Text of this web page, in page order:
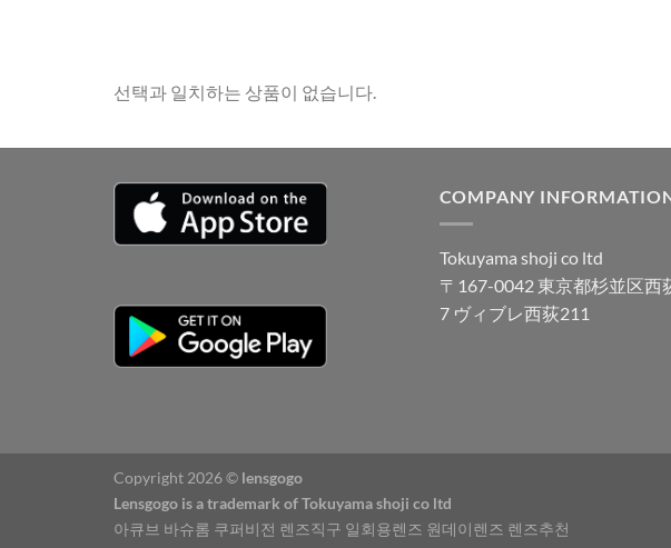
선택과 일치하는 상품이 없습니다.
COMPANY
Tokuyama shoji co ltd
〒167-0042 東京都杉並区西
7 ヴィブレ西荻211
Copyright 2026 © lensgogo
Lensgogo is a trademark of Tokuyama shoji co ltd
아큐브 바슈롬 쿠퍼비전 렌즈직구 일회용렌즈 원데이렌즈 렌즈추천